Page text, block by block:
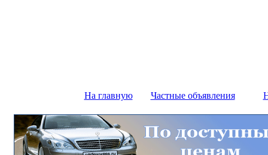
На главную Частные объявления